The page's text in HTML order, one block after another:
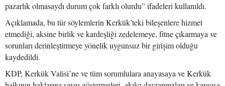
pazarlık olmasaydı durum çok farklı olurdu” ifadeleri kullanıldı.
Açıklamada, bu tür söylemlerin Kerkük’teki bileşenlere hizmet
etmediği, aksine birlik ve kardeşliği zedelemeye, fitne çıkarmaya ve
sorunları derinleştirmeye yönelik uygunsuz bir girişim olduğu
kaydedildi.
KDP, Kerkük Valisi’ne ve tüm sorumlulara anayasaya ve Kerkük